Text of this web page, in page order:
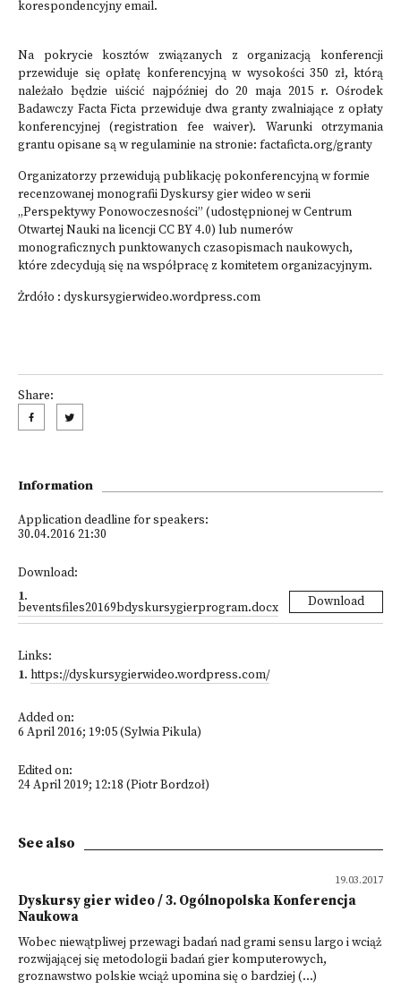
korespondencyjny email.
Na pokrycie kosztów związanych z organizacją konferencji
przewiduje się opłatę konferencyjną w wysokości 350 zł, którą
należało będzie uiścić najpóźniej do 20 maja 2015 r. Ośrodek
Badawczy Facta Ficta przewiduje dwa granty zwalniające z opłaty
konferencyjnej (registration fee waiver). Warunki otrzymania
grantu opisane są w regulaminie na stronie: factaficta.org/granty
Organizatorzy przewidują publikację pokonferencyjną w formie
recenzowanej monografii Dyskursy gier wideo w serii
„Perspektywy Ponowoczesności” (udostępnionej w Centrum
Otwartej Nauki na licencji CC BY 4.0) lub numerów
monograficznych punktowanych czasopismach naukowych,
które zdecydują się na współpracę z komitetem organizacyjnym.
Żrdóło : dyskursygierwideo.wordpress.com
Share:
Information
Application deadline for speakers:
30.04.2016 21:30
Download:
1.
beventsfiles20169bdyskursygierprogram.docx Download
Links:
1. https://dyskursygierwideo.wordpress.com/
Added on:
6 April 2016; 19:05 (Sylwia Pikula)
Edited on:
24 April 2019; 12:18 (Piotr Bordzoł)
See also
19.03.2017
Dyskursy gier wideo / 3. Ogólnopolska Konferencja
Naukowa
Wobec niewątpliwej przewagi badań nad grami sensu largo i wciąż
rozwijającej się metodologii badań gier komputerowych,
groznawstwo polskie wciąż upomina się o bardziej (...)